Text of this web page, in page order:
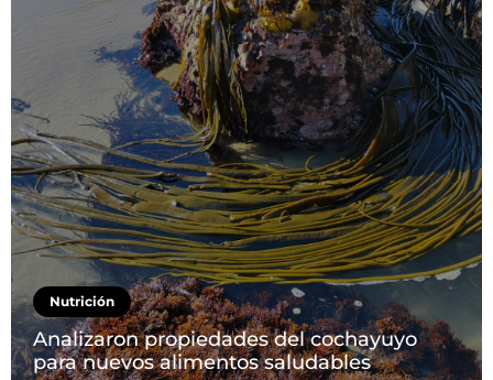
Nutrición
Analizaron propiedades del cochayuyo
para nuevos alimentos saludables